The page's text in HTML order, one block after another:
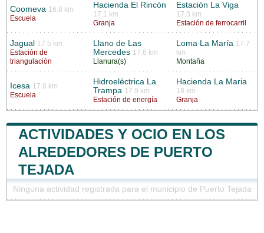
Coomeva 16.8 km
Escuela
Hacienda El Rincón
17.1 km
Granja
Estación La Viga
17.3 km
Estación de ferrocarril
Jagual
17.5 km
Estación de
triangulación
Llano de Las
Mercedes 17.6 km
Llanura(s)
Loma La María 17.7
km
Montaña
Icesa 17.8 km
Escuela
Hidroeléctrica La
Trampa 17.9 km
Estación de energía
Hacienda La Maria
18 km
Granja
ACTIVIDADES Y OCIO EN LOS
ALREDEDORES DE PUERTO
TEJADA
Ninguna actividad registrada para el municipio de Puerto Tejada